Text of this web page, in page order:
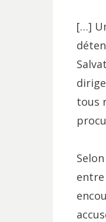
[…]
tous
entre